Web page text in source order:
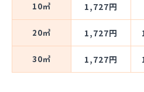
10㎥ 1,727円
20㎥ 1,727円
30㎥ 1,727円